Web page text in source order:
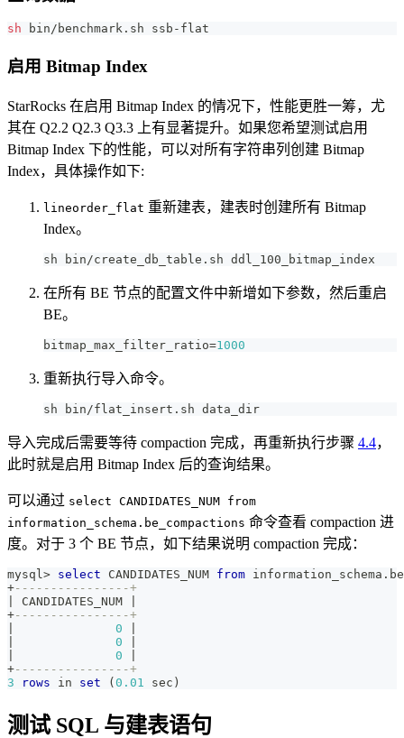
sh bin/benchmark.sh ssb-flat
启用 Bitmap Index
StarRocks 在启用 Bitmap Index 的情况下，性能更胜一筹，尤
其在 Q2.2 Q2.3 Q3.3 上有显著提升。如果您希望测试启用
Bitmap Index 下的性能，可以对所有字符串列创建 Bitmap
Index，具体操作如下:
lineorder_flat 重新建表，建表时创建所有 Bitmap
Index。
sh bin /create_db_table . sh ddl_100_bitmap_index
在所有 BE 节点的配置文件中新增如下参数，然后重启
BE。
bitmap_max_filter_ratio=1000
重新执行导入命令。
sh bin /flat_insert . sh data_dir
导入完成后需要等待 compaction 完成，再重新执行步骤 4.4，
此时就是启用 Bitmap Index 后的查询结果。
可以通过 select CANDIDATES_NUM from
information_schema.be_compactions 命令查看 compaction 进
度。对于 3 个 BE 节点，如下结果说明 compaction 完成：
mysql > select CANDIDATES_NUM from information_schema .
+----------------+
CANDIDATES_NUM
+----------------+
0
0
0
+----------------+
3
rows in set (0.01 sec )
测试 SQL 与建表语句